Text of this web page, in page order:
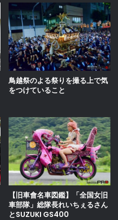
鳥越祭のよる祭りを撮る上で気
をつけていること
【旧車會名車図鑑】「全国女旧
車部隊」総隊長れいちぇるさん
とSUZUKI GS400